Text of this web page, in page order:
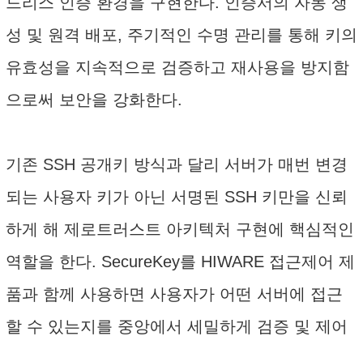
성 및 원격 배포, 주기적인 수명 관리를 통해 키의
유효성을 지속적으로 검증하고 재사용을 방지함
으로써 보안을 강화한다.
기존 SSH 공개키 방식과 달리 서버가 매번 변경
되는 사용자 키가 아닌 서명된 SSH 키만을 신뢰
하게 해 제로트러스트 아키텍처 구현에 핵심적인
역할을 한다. SecureKey를 HIWARE 접근제어 제
품과 함께 사용하면 사용자가 어떤 서버에 접근
할 수 있는지를 중앙에서 세밀하게 검증 및 제어